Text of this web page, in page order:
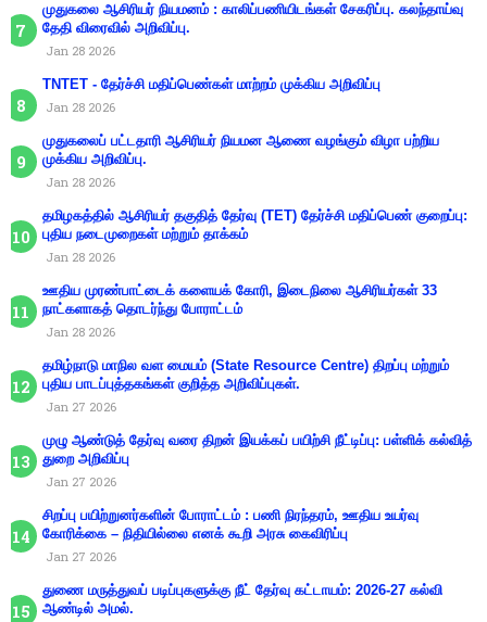
முதுகலை ஆசிரியர் நியமனம் : காலிப்பணியிடங்கள் சேகரிப்பு. கலந்தாய்வு
தேதி விரைவில் அறிவிப்பு.
Jan 28 2026
TNTET - தேர்ச்சி மதிப்பெண்கள் மாற்றம் முக்கிய அறிவிப்பு
Jan 28 2026
முதுகலைப் பட்டதாரி ஆசிரியர் நியமன ஆணை வழங்கும் விழா பற்றிய
முக்கிய அறிவிப்பு.
Jan 28 2026
தமிழகத்தில் ஆசிரியர் தகுதித் தேர்வு (TET) தேர்ச்சி மதிப்பெண் குறைப்பு:
புதிய நடைமுறைகள் மற்றும் தாக்கம்
Jan 28 2026
ஊதிய முரண்பாட்டைக் களையக் கோரி, இடைநிலை ஆசிரியர்கள் 33
நாட்களாகத் தொடர்ந்து போராட்டம்
Jan 28 2026
தமிழ்நாடு மாநில வள மையம் (State Resource Centre) திறப்பு மற்றும்
புதிய பாடப்புத்தகங்கள் குறித்த அறிவிப்புகள்.
Jan 27 2026
முழு ஆண்டுத் தேர்வு வரை திறன் இயக்கப் பயிற்சி நீட்டிப்பு: பள்ளிக் கல்வித்
துறை அறிவிப்பு
Jan 27 2026
சிறப்பு பயிற்றுனர்களின் போராட்டம் : பணி நிரந்தரம், ஊதிய உயர்வு
கோரிக்கை – நிதியில்லை எனக் கூறி அரசு கைவிரிப்பு
Jan 27 2026
துணை மருத்துவப் படிப்புகளுக்கு நீட் தேர்வு கட்டாயம்: 2026-27 கல்வி
ஆண்டில் அமல்.